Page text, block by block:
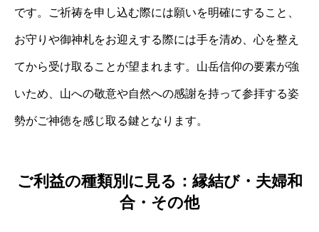
です。ご祈祷を申し込む際には願いを明確にすること、
お守りや御神札をお迎えする際には手を清め、心を整え
てから受け取ることが望まれます。山岳信仰の要素が強
いため、山への敬意や自然への感謝を持って参拝する姿
勢がご神徳を感じ取る鍵となります。
ご利益の種類別に見る：縁結び・夫婦和
合・その他